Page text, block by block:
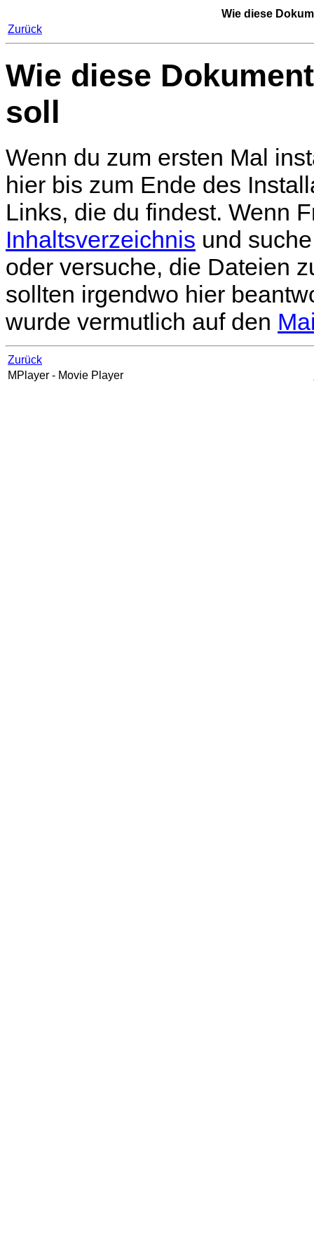
Wie diese
Zurück
Wie diese
soll
Wenn du zum ersten Mal
hier bis zum Ende des
Links, die du findest. Wenn
Inhaltsverzeichnis und
oder versuche, die Dateien
sollten irgendwo hier
wurde vermutlich auf den
Zurück
MPlayer - Movie Player